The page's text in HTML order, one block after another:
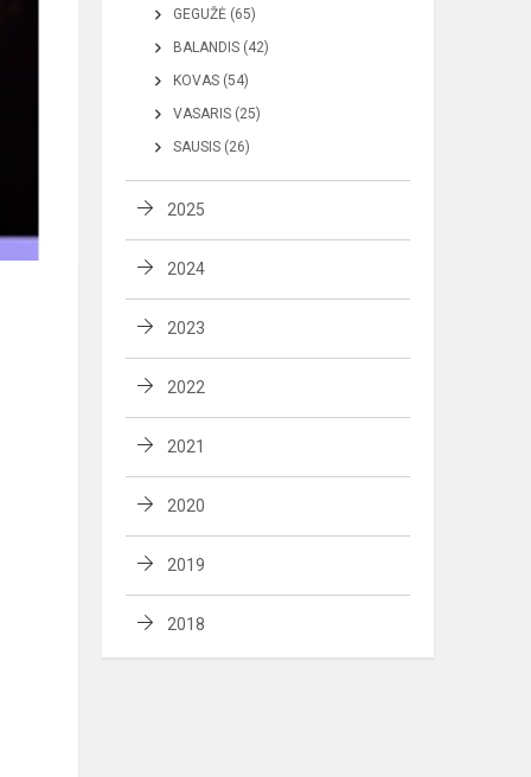
GEGUŽĖ (65)
BALANDIS (42)
KOVAS (54)
VASARIS (25)
SAUSIS (26)
2025
2024
2023
2022
2021
2020
2019
2018